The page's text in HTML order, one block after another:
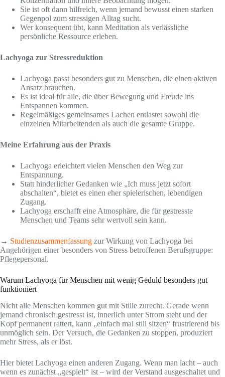
Sie ist oft dann hilfreich, wenn jemand bewusst einen starken
Gegenpol zum stressigen Alltag sucht.
Wer konsequent übt, kann Meditation als verlässliche
persönliche Ressource erleben.
Lachyoga zur Stressreduktion
Lachyoga passt besonders gut zu Menschen, die einen aktiven
Ansatz brauchen.
Es ist ideal für alle, die über Bewegung und Freude ins
Entspannen kommen.
Regelmäßiges gemeinsames Lachen entlastet sowohl die
einzelnen Mitarbeitenden als auch die gesamte Gruppe.
Meine Erfahrung aus der Praxis
Lachyoga erleichtert vielen Menschen den Weg zur
Entspannung.
Statt hinderlicher Gedanken wie „Ich muss jetzt sofort
abschalten“, bietet es einen eher spielerischen, lebendigen
Zugang.
Lachyoga erschafft eine Atmosphäre, die für gestresste
Menschen und Teams sehr wertvoll sein kann.
→ Studienzusammenfassung zur Wirkung von Lachyoga bei
Angehörigen einer besonders von Stress betroffenen Berufsgruppe:
Pflegepersonal.
Warum Lachyoga für Menschen mit wenig Geduld besonders gut
funktioniert
Nicht alle Menschen kommen gut mit Stille zurecht. Gerade wenn
jemand chronisch gestresst ist, innerlich unter Strom steht und der
Kopf permanent rattert, kann „einfach mal still sitzen“ frustrierend bis
unmöglich sein. Der Versuch, die Gedanken zu stoppen, produziert
mehr Stress, als er löst.
Hier bietet Lachyoga einen anderen Zugang. Wenn man lacht – auch
wenn es zunächst „gespielt“ ist – wird der Verstand ausgeschaltet und